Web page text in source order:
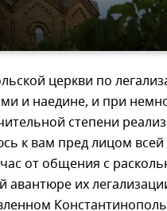
церкви по
и наедине, и при
степени
к вам пред лицом
от общения с
авантюре их